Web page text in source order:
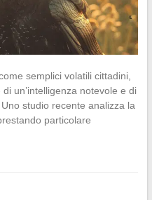
semplici volatili cittadini,
un’intelligenza notevole e di
studio recente analizza la
particolare